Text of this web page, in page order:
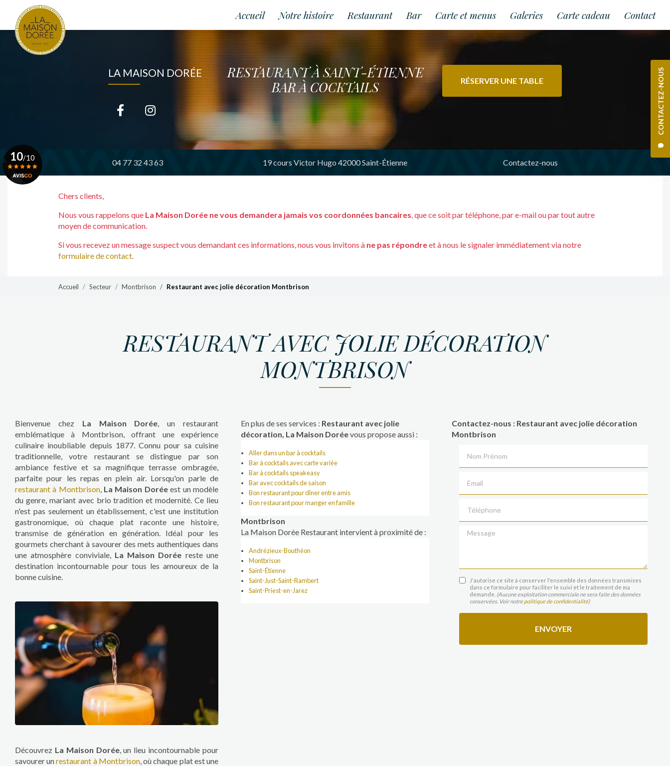
contenu
principal
CONTACTEZ-NOUS
Navigation principale
Accueil Notre histoire Restaurant Bar Carte et menus Galeries Carte cadeau Contact
LA MAISON DORÉE
RESTAURANT À SAINT-ÉTIENNE
BAR À COCKTAILS
RÉSERVER UNE TABLE
04 77 32 43 63 19 cours Victor Hugo 42000 Saint-Étienne Contactez-nous
10/10
Chers clients,
Nous vous rappelons que La Maison Dorée ne vous demandera jamais vos coordonnées bancaires, que ce soit par téléphone, par e-mail ou par tout autre
moyen de communication.
Si vous recevez un message suspect vous demandant ces informations, nous vous invitons à ne pas répondreet à nous le signaler immédiatement via notre
formulaire de contact.
Accueil Secteur Montbrison Restaurant avec jolie décoration Montbrison
RESTAURANT AVEC JOLIE DÉCORATION
MONTBRISON
Bienvenue chez La Maison Dorée, un restaurant
emblématique à Montbrison, offrant une expérience
culinaire inoubliable depuis 1877. Connu pour sa cuisine
traditionnelle, votre restaurant se distingue par son
ambiance festive et sa magnifique terrasse ombragée,
parfaite pour les repas en plein air. Lorsqu'on parle de
restaurant à Montbrison, La Maison Doréeest un modèle
du genre, mariant avec brio tradition et modernité. Ce lieu
n'est pas seulement un établissement, c'est une institution
gastronomique, où chaque plat raconte une histoire,
transmise de génération en génération. Idéal pour les
gourmets cherchant à savourer des mets authentiques dans
une atmosphère conviviale, La Maison Dorée reste une
destination incontournable pour tous les amoureux de la
bonne cuisine.
Découvrez La Maison Dorée, un lieu incontournable pour
savourer unrestaurant à Montbrison, où chaque plat est une
En plus de ses services : Restaurant avec jolie
décoration, La Maison Doréevous propose aussi :
Aller dans un bar à cocktails
Bar à cocktails avec carte variée
Bar à cocktails speakeasy
Bar avec cocktails de saison
Bon restaurant pour dîner entre amis
Bon restaurant pour manger en famille
Montbrison
La Maison Dorée Restaurant intervient à proximité de :
Andrézieux-Bouthéon
Montbrison
Saint-Étienne
Saint-Just-Saint-Rambert
Saint-Priest-en-Jarez
Contactez-nous : Restaurant avec jolie décoration
Montbrison
Message
J'autorise ce site à conserver l'ensemble des données transmises
dans ce formulaire pour faciliter le suivi et le traitement de ma
demande. (Aucune exploitation commerciale ne sera faite des données
conservées. Voir notre politique de confidentialité)